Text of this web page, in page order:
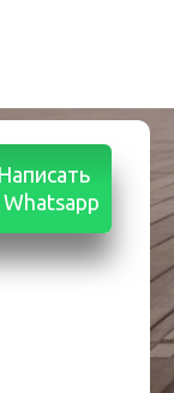
Написать
Whatsapp